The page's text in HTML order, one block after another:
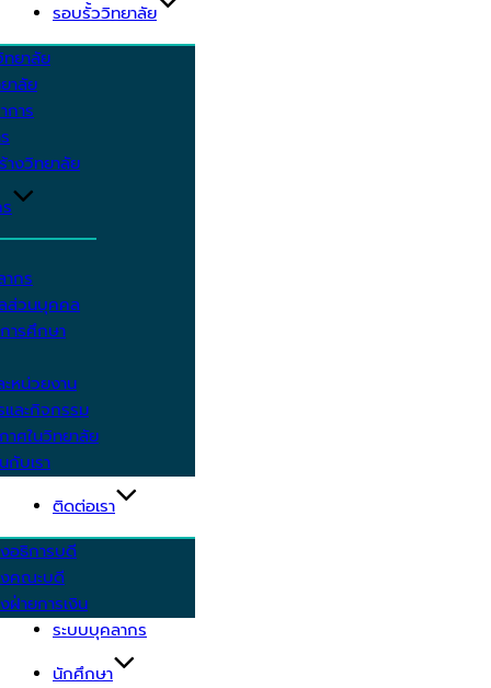
รอบรั้ววิทยาลัย
ทยาลัย
าลัย
การ
างวิทยาลัย
กร
ส่วนบุคคล
ารศึกษา
หน่วยงาน
และกิจกรรม
าศในวิทยาลัย
กับเรา
ติดต่อเรา
อธิการบดี
คณะบดี
ฝ่ายการเงิน
ระบบบุคลากร
นักศึกษา